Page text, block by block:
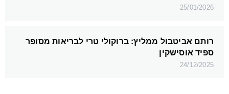
25/01/2026
רותם אביטבול ממליץ: ברוקולי טרי לבריאות מסופר
ספיד אוסישקין
24/12/2025